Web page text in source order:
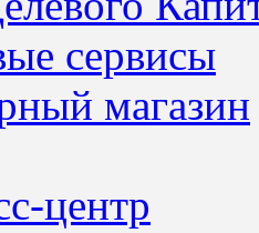
сервисы
магазин
центр